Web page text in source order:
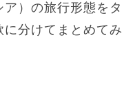
）の旅行形態をタ
分けてまとめてみ